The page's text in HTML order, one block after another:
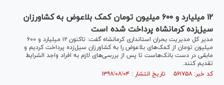
۱۲ میلیارد و ۶۰۰ میلیون تومان کمک‌ بلاعوض به کشاورزان
سیل‌زده کرمانشاه پرداخت شده است
مدیر کل مدیریت بحران استانداری کرمانشاه گفت: تاکنون ۱۲ میلیارد و ۶۰۰
میلیون تومان از کمک‌های بلاعوض را به کشاورزان سیل‌زده پرداخت کردیم و
مابقی در دست بانک‌هاست تا پس از بررسی‌های لازم به افراد واجد الشرایط
تقدیم کنند.
کد خبر: ۵۶۱۷۵۸ تاریخ انتشار : ۱۳۹۸/۰۸/۰۴